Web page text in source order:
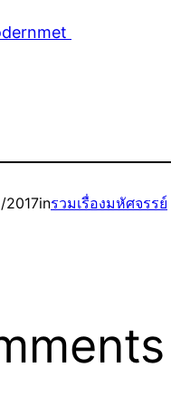
2017inรวมเรื่องมหัศจรรย์